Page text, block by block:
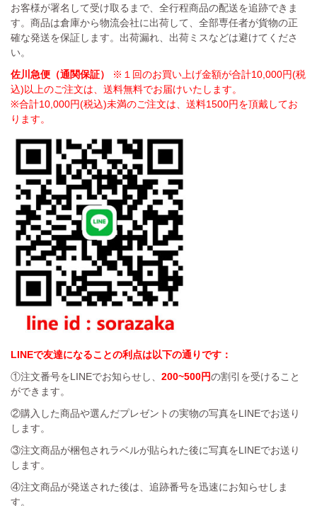
お客様が署名して受け取るまで、全行程商品の配送を追跡できま
す。商品は倉庫から物流会社に出荷して、全部専任者が貨物の正
確な発送を保証します。出荷漏れ、出荷ミスなどは避けてくださ
い。
佐川急便（通関保証）
※１回のお買い上げ金額が合計10,000円(税
込)以上のご注文は、送料無料でお届けいたします。
※合計10,000円(税込)未満のご注文は、送料1500円を頂戴してお
ります。
LINEで友達になることの利点は以下の通りです：
①注文番号をLINEでお知らせし、 200~500円の割引を受けること
ができます。
②購入した商品や選んだプレゼントの実物の写真をLINEでお送り
します。
③注文商品が梱包されラベルが貼られた後に写真をLINEでお送り
します。
④注文商品が発送された後は、追跡番号を迅速にお知らせしま
す。